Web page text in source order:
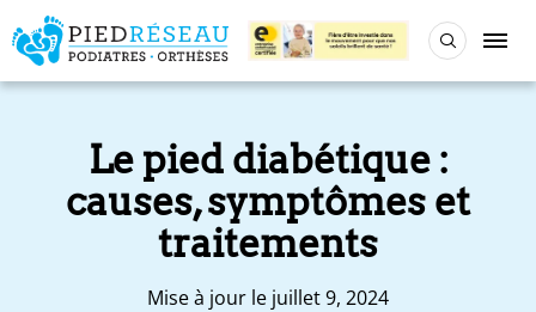
Le pied diabétique :
causes, symptômes et
traitements
Mise à jour le juillet 9, 2024